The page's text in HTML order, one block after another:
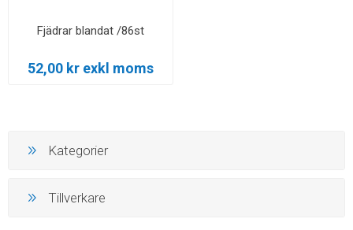
Fjädrar blandat /86st
52,00 kr exkl moms
Kategorier
Tillverkare